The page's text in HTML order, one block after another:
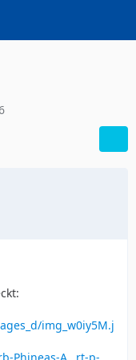
img_w0iy5M.j